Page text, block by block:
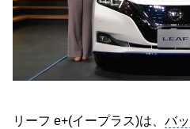
リーフ e+(イープラス)は、 バ